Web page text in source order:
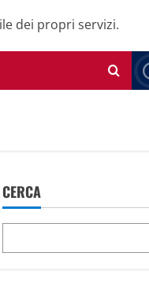
dei propri servizi.
CERCA